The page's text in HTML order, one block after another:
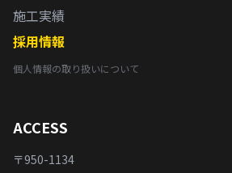
施工実績
採用情報
個人情報の取り扱いについて
ACCESS
〒950-1134